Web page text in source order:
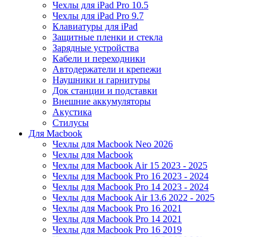
Чехлы для iPad Pro 10.5
Чехлы для iPad Pro 9.7
Клавиатуры для iPad
Защитные пленки и стекла
Зарядные устройства
Кабели и переходники
Автодержатели и крепежи
Наушники и гарнитуры
Док станции и подставки
Внешние аккумуляторы
Акустика
Стилусы
Для Macbook
Чехлы для Macbook Neo 2026
Чехлы для Macbook
Чехлы для Macbook Air 15 2023 - 2025
Чехлы для Macbook Pro 16 2023 - 2024
Чехлы для Macbook Pro 14 2023 - 2024
Чехлы для Macbook Air 13.6 2022 - 2025
Чехлы для Macbook Pro 16 2021
Чехлы для Macbook Pro 14 2021
Чехлы для Macbook Pro 16 2019